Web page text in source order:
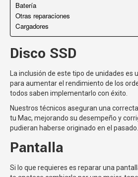
Batería
Otras reparaciones
Cargadores
Disco SSD
La inclusión de este tipo de unidades
para aumentar el rendimiento de los
todos saben implementarlo con éxito.
Nuestros técnicos aseguran una
tu Mac, mejorando su desempeño y
pudieran haberse originado en el pasado.
Pantalla
Si lo que requieres es reparar una